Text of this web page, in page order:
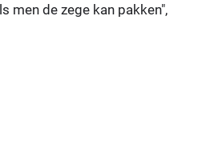
men de zege kan pakken",